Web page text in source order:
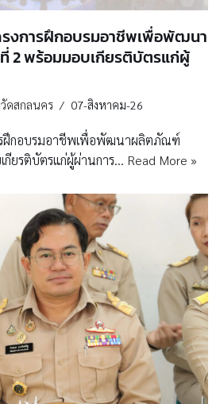
งการฝึกอบรมอาชีพเพื่อพัฒนา
2 พร้อมมอบเกียรติบัตรแก่ผู้
ดสกลนคร 07-สิงหาคม-26
รฝึกอบรมอาชีพเพื่อพัฒนาผลิตภัณฑ์
ยรติบัตรแก่ผู้ผ่านการ… Read More »